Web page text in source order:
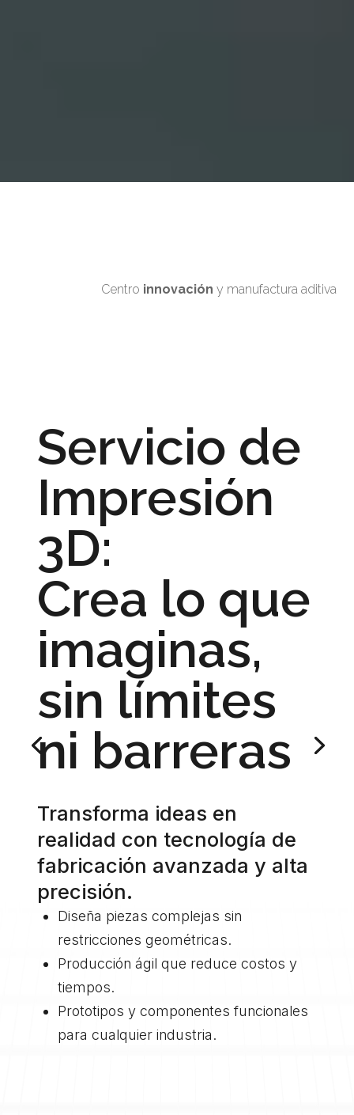
Centro innovación y manufactura aditiva
Servicio de
Impresión
3D:
Crea lo que
imaginas,
sin límites
ni barreras
Transforma ideas en
realidad con tecnología de
fabricación avanzada y alta
precisión.
Diseña piezas complejas sin
restricciones geométricas.
Producción ágil que reduce costos y
tiempos.
Prototipos y componentes funcionales
para cualquier industria.